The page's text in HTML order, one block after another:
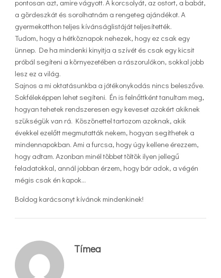
pontosan azt, amire vágyott. A korcsolyát, az ostort, a babát,
a gördeszkát és sorolhatnám a rengeteg ajándékot. A
gyermekotthon teljes kívánságlistáját teljesítették.
Tudom, hogy a hétköznapok nehezek, hogy ez csak egy
ünnep. De ha mindenki kinyitja a szívét és csak egy kicsit
próbál segíteni a környezetében a rászorulókon, sokkal jobb
lesz ez a világ.
Sajnos a mi oktatásunkba a jótékonykodás nincs beleszőve.
Sokféleképpen lehet segíteni. Én is felnőttként tanultam meg,
hogyan tehetek rendszeresen egy keveset azokért akiknek
szükségük van rá. Köszönettel tartozom azoknak, akik
évekkel ezelőtt megmutatták nekem, hogyan segíthetek a
mindennapokban. Ami a furcsa, hogy úgy kellene érezzem,
hogy adtam. Azonban minél többet töltök ilyen jellegű
feladatokkal, annál jobban érzem, hogy bár adok, a végén
mégis csak én kapok…
Boldog karácsonyt kívánok mindenkinek!
Tímea